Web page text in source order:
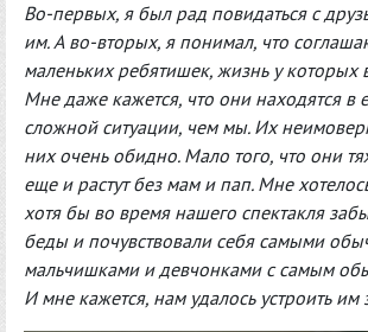
Во-первых, я был рад повидаться с
им. А во-вторых, я понимал, что
маленьких ребятишек, жизнь у которых
Мне даже кажется, что они находятся в
сложной ситуации, чем мы. Их
них очень обидно. Мало того, что они
еще и растут без мам и пап. Мне
хотя бы во время нашего спектакля
беды и почувствовали себя самыми
мальчишками и девчонками с самым
И мне кажется, нам удалось устроить им